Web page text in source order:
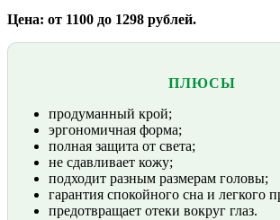
Цена: от 1100 до 1298 рублей.
ПЛЮСЫ
продуманный крой;
эргономичная форма;
полная защита от света;
не сдавливает кожу;
подходит разным размерам головы;
гарантия спокойного сна и легкого
предотвращает отеки вокруг глаз.